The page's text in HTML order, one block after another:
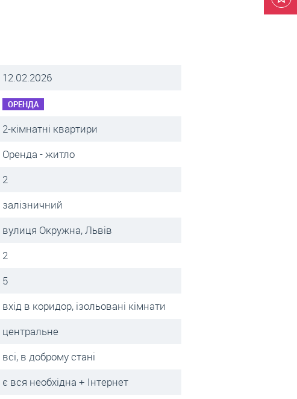
12.02.2026
ОРЕНДА
2-кімнатні квартири
Оренда - житло
2
залізничний
вулиця Окружна, Львів
2
5
вхід в коридор, ізольовані кімнати
центральне
всі, в доброму стані
є вся необхідна + Інтернет